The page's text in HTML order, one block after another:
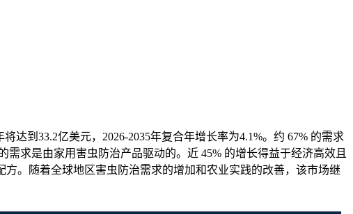
达到33.2亿美元，2026-2035年复合年增长率为4.1%。约 67% 的需求
求是由家用害虫防治产品驱动的。近 45% 的增长得益于经济高效且
。随着全球地区害虫防治需求的增加和农业实践的改善，该市场继